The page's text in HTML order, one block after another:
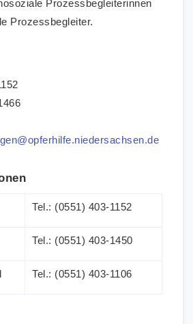
Prozessbegleiterinnen
Prozessbegleiter.
Tel.: (0551) 403-1152
Tel.: (0551) 403-1450
Tel.: (0551) 403-1106